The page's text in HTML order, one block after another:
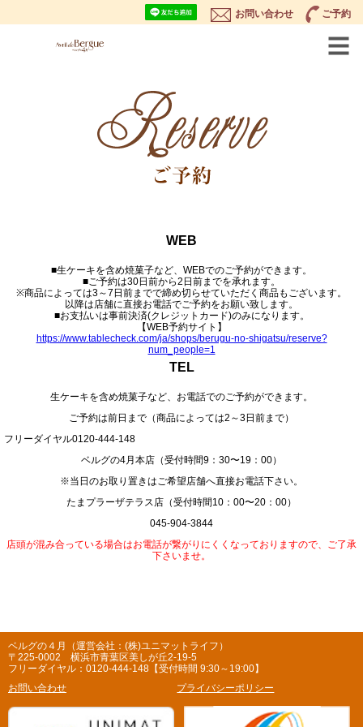
お問い合わせ ご予約
WEB
■生ケーキを含め焼菓子など、WEBでのご予約ができます。
■ご予約は30日前から2日前までを承れます。
※商品によっては3～7日前までで締め切らせていただく商品もございます。
以降は店舗に直接お電話でご予約をお願い致します。
■お支払いは事前決済(クレジットカード)のみになります。
【WEB予約サイト】
https://www.tablecheck.com/ja/shops/berugu-no-shigatsu/reserve?
num_people=1
TEL
生ケーキを含め焼菓子など、お電話でのご予約ができます。
ご予約は前日まで（商品によっては2～3日前まで）
フリーダイヤル0120-444-148
ベルグの4月本店（受付時間9：30〜19：00）
※当日のお取り置きはご希望店舗へ直接お電話下さい。
たまプラーザテラス店（受付時間10：00〜20：00）
045-904-3844
店頭が混み合っている場合はお電話が繋がりにくくなっておりますので、ご了承
下さいませ。
ベルグの４月（運営会社：(株)ユニマットライフ）
〒225-0002 横浜市青葉区美しが丘2-19-5
フリーダイヤル：0120-444-148【受付時間 9:30～19:00】
お問い合わせ
プライバシーポリシー